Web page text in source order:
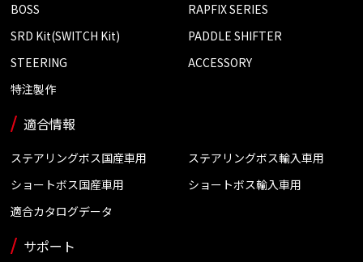
BOSS
RAPFIX SERIES
SRD Kit(SWITCH Kit)
PADDLE SHIFTER
STEERING
ACCESSORY
特注製作
適合情報
ステアリングボス国産車用
ステアリングボス輸入車用
ショートボス国産車用
ショートボス輸入車用
適合カタログデータ
サポート